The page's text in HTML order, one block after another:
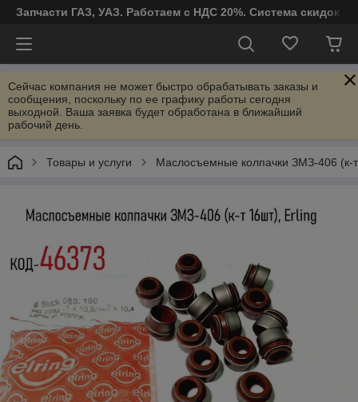
Запчасти ГАЗ, УАЗ. Работаем с НДС 20%. Система скидок
Сейчас компания не может быстро обрабатывать заказы и
сообщения, поскольку по ее графику работы сегодня
выходной. Ваша заявка будет обработана в ближайший
рабочий день.
Товары и услуги Маслосъемные колпачки ЗМЗ-406 (к-